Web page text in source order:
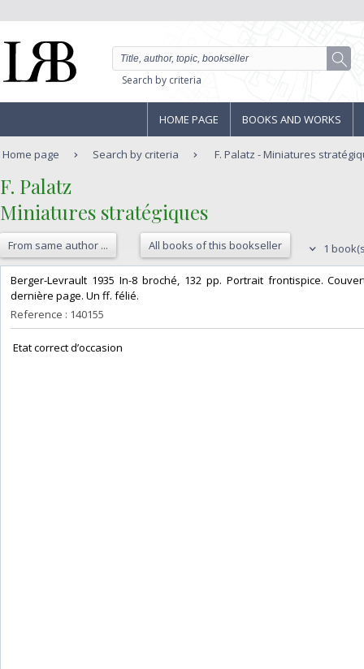
Search by criteria
HOME PAGE BOOKS AND WORKS
Home page Search by criteria F. Palatz - Miniatures
‎F. Palatz‎
‎Miniatures stratégiques‎
From same author ... All books of this bookseller 1
‎Berger-Levrault 1935 In-8 broché, 132 pp. Portrait frontispice.
dernière page. Un ff. félié.‎
Reference : 140155
‎ Etat correct d’occasion ‎